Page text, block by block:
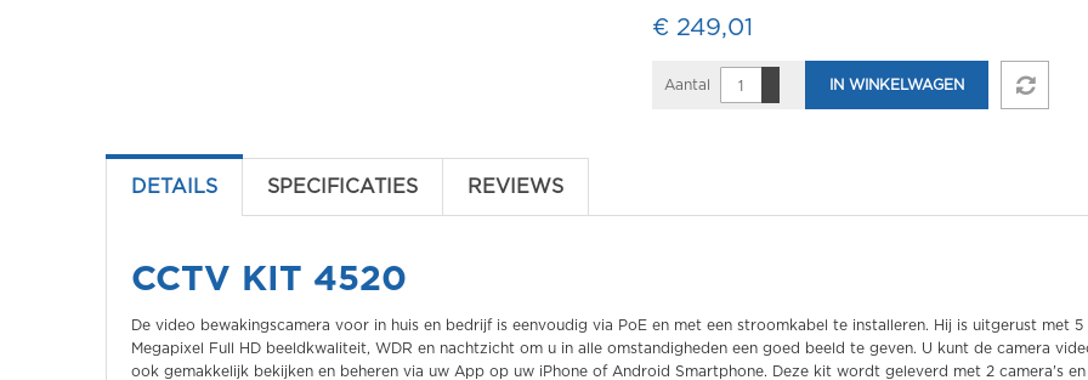
€ 249,01
Aantal IN WINKELWAGEN
DETAILS SPECIFICATIES REVIEWS
CCTV KIT 4520
De video bewakingscamera voor in huis en bedrijf is eenvoudig via PoE en met een stroomkabel te installeren. Hij is uitgerust met 5
Megapixel Full HD beeldkwaliteit, WDR en nachtzicht om u in alle omstandigheden een goed beeld te geven. U kunt de camera
ook gemakkelijk bekijken en beheren via uw App op uw iPhone of Android Smartphone. Deze kit wordt geleverd met 2 camera's en